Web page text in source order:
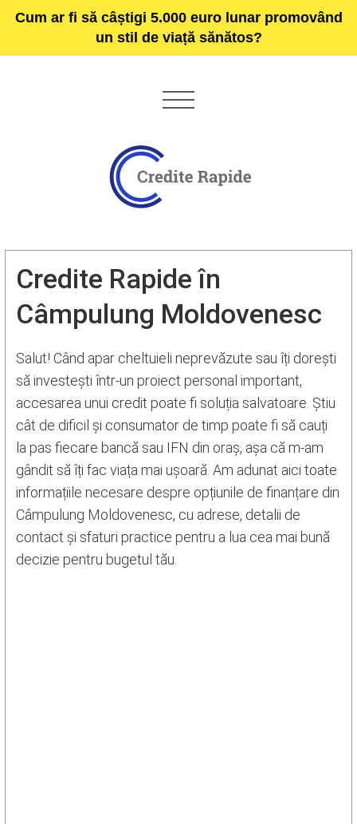
Cum ar fi să câștigi 5.000 euro lunar promovând
un stil de viață sănătos?
Credite Rapide în
Câmpulung Moldovenesc
Salut! Când apar cheltuieli neprevăzute sau îți dorești
să investești într-un proiect personal important,
accesarea unui credit poate fi soluția salvatoare. Știu
cât de dificil și consumator de timp poate fi să cauți
la pas fiecare bancă sau IFN din oraș, așa că m-am
gândit să îți fac viața mai ușoară. Am adunat aici toate
informațiile necesare despre opțiunile de finanțare din
Câmpulung Moldovenesc, cu adrese, detalii de
contact și sfaturi practice pentru a lua cea mai bună
decizie pentru bugetul tău.